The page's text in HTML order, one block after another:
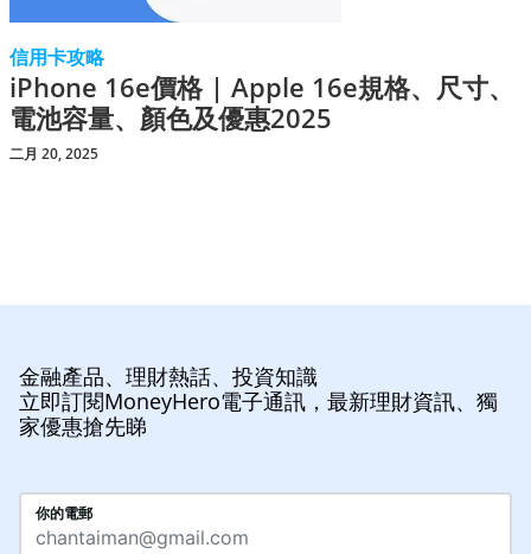
信用卡攻略
iPhone 16e價格 | Apple 16e規格、尺寸、
電池容量、顏色及優惠2025
二月 20, 2025
金融產品、理財熱話、投資知識
立即訂閱MoneyHero電子通訊，最新理財資訊、獨
家優惠搶先睇